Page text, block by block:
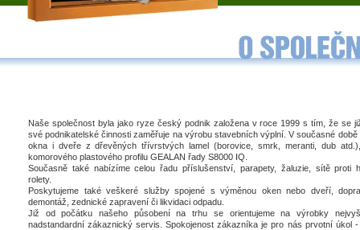
Naše společnost byla jako ryze český podnik založena v roce 1999 s tím, že se
své podnikatelské činnosti zaměřuje na výrobu stavebních výplní. V současné
okna i dveře z dřevěných třívrstvých lamel (borovice, smrk, meranti, dub
komorového plastového profilu GEALAN řady S8000 IQ.
Současně také nabízíme celou řadu příslušenství, parapety, žaluzie, sítě proti
rolety.
Poskytujeme také veškeré služby spojené s výměnou oken nebo dveří,
demontáž, zednické zapravení či likvidaci odpadu.
Již od počátku našeho působení na trhu se orientujeme na výrobky
nadstandardní zákaznický servis. Spokojenost zákazníka je pro nás prvotní úkol